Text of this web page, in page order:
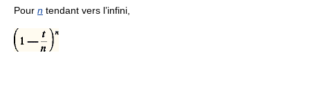
Pour n tendant vers l’infini,